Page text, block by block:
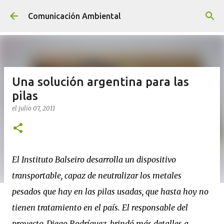
Ir al contenido principal
Comunicación Ambiental
Una solución argentina para las
pilas
el julio 07, 2011
El Instituto Balseiro desarrolla un dispositivo
transportable, capaz de neutralizar los metales
pesados que hay en las pilas usadas, que hasta hoy no
tienen tratamiento en el país. El responsable del